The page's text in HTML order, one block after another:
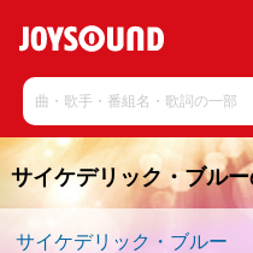
サイケデリック・ブル
サイケデリック・ブルー